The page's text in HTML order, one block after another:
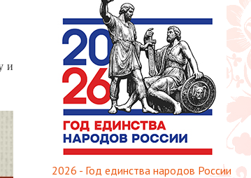
и
2026 - Год единства народов России